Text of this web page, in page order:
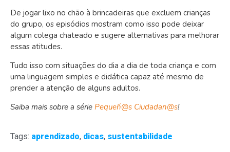
De jogar lixo no chão à brincadeiras que excluem crianças
do grupo, os episódios mostram como isso pode deixar
algum colega chateado e sugere alternativas para melhorar
essas atitudes.
Tudo isso com situações do dia a dia de toda criança e com
uma linguagem simples e didática capaz até mesmo de
prender a atenção de alguns adultos.
Saiba mais sobre a série Pequeñ@s Ciudadan@s!
Tags: aprendizado, dicas, sustentabilidade